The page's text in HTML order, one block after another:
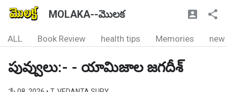
MOLAKA--మొలక
ALL Book Review health tips Memories new
పువ్వులు:- - యామిజాల జగదీశ్